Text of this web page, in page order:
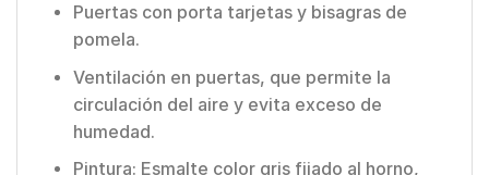
Puertas con porta tarjetas y bisagras de
pomela.
Ventilación en puertas, que permite la
circulación del aire y evita exceso de
humedad.
Pintura: Esmalte color gris fijado al horno,